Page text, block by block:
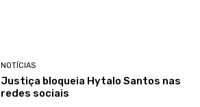
NOTÍCIAS
Justiça bloqueia Hytalo Santos nas
redes sociais